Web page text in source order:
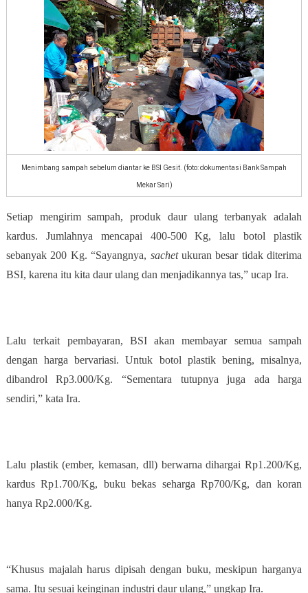
Menimbang sampah sebelum diantar ke BSI Gesit. (foto: dokumentasi Bank Sampah
Mekar Sari)
Setiap mengirim sampah, produk daur ulang terbanyak adalah
kardus. Jumlahnya mencapai 400-500 Kg, lalu botol plastik
sebanyak 200 Kg. “Sayangnya, sachetukuran besar tidak diterima
BSI, karena itu kita daur ulang dan menjadikannya tas,” ucap Ira.
Lalu terkait pembayaran, BSI akan membayar semua sampah
dengan harga bervariasi. Untuk botol plastik bening, misalnya,
dibandrol Rp3.000/Kg. “Sementara tutupnya juga ada harga
sendiri,” kata Ira.
Lalu plastik (ember, kemasan, dll) berwarna dihargai Rp1.200/Kg,
kardus Rp1.700/Kg, buku bekas seharga Rp700/Kg, dan koran
hanya Rp2.000/Kg.
“Khusus majalah harus dipisah dengan buku, meskipun harganya
sama. Itu sesuai keinginan industri daur ulang,” ungkap Ira.